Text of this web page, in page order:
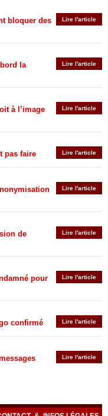
Lire l'article
bloquer des
Lire l'article
la
Lire l'article
à l’image
Lire l'article
pas faire
Lire l'article
Lire l'article
de
Lire l'article
pour
Lire l'article
confirmé
Lire l'article